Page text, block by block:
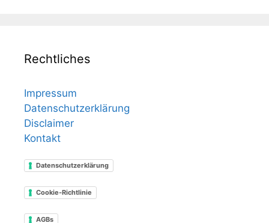
Rechtliches
Impressum
Datenschutzerklärung
Disclaimer
Kontakt
Datenschutzerklärung
Cookie-Richtlinie
AGBs